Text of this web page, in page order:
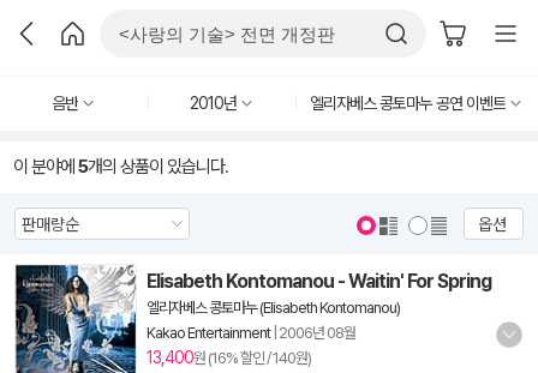
음반 2010년 엘리자베스 콩토마누 공연 이벤트
이 분야에 5개의 상품이 있습니다.
옵션
Elisabeth Kontomanou - Waitin' For Spring
엘리자베스 콩토마누 (Elisabeth Kontomanou)
Kakao Entertainment| 2006년 08월
13,400원 (16% 할인 / 140원)